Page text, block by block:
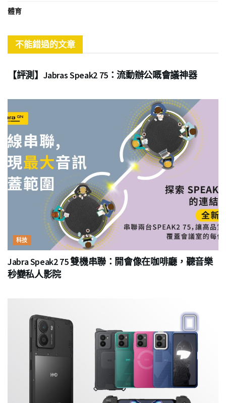
體育
不能錯過的文章
商業
【評測】Jabras Speak2 75：流動辦公嘅會議神器
科技
Jabra Speak2 75 雙機串聯：開會像在咖啡廳，聽音樂
秒變私人影院